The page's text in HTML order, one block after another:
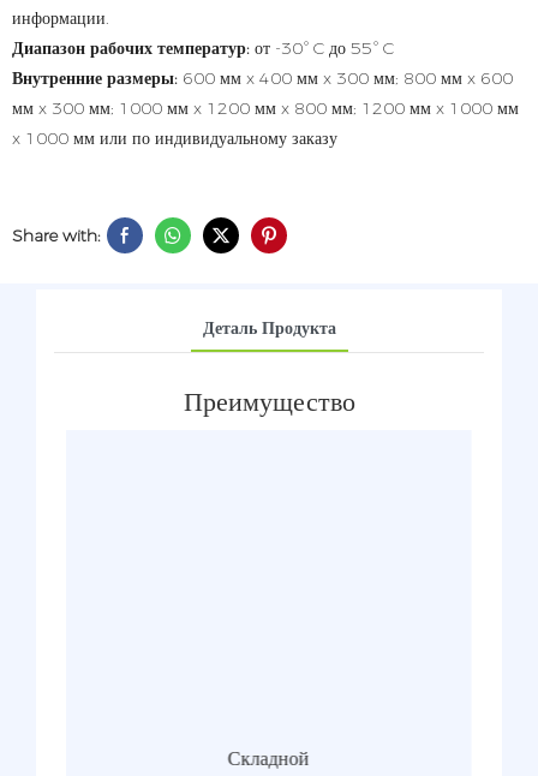
информации.
Диапазон рабочих температур: от -30° C до 55° C
Внутренние размеры: 600 мм x 400 мм x 300 мм; 800 мм x 600
мм x 300 мм; 1000 мм x 1200 мм x 800 мм; 1200 мм x 1000 мм
x 1000 мм или по индивидуальному заказу
Share with:
Деталь Продукта
Преимущество
Складной